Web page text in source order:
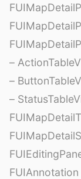
–
–
–
FUIAnnotation